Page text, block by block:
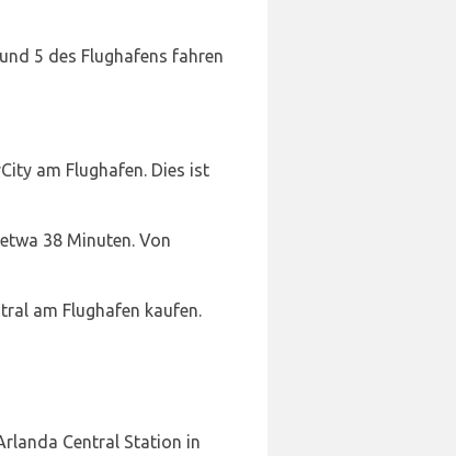
5 des Flughafens fahren
am Flughafen. Dies ist
38 Minuten. Von
am Flughafen kaufen.
Central Station in